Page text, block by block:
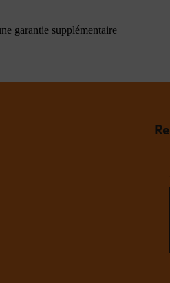
garantie supplémentaire